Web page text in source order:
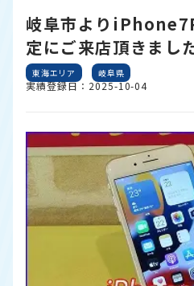
岐阜市より
定にご来店頂きました
東海エリア 岐阜県
実績登録日：2025-10-04